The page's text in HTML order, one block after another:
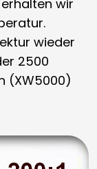
wir
wieder
2500
(XW5000)